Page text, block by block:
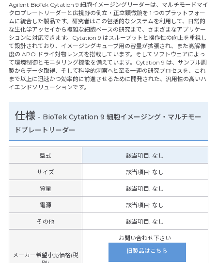
Agilent BioTek Cytation 9 細胞イメージングリーダーは、マルチモードマイ
クロプレートリーダーと広視野の倒立・正立顕微鏡を 1 つのプラットフォー
ムに統合した製品です。研究者はこの包括的なシステムを利用して、日常的
な生化学アッセイから複雑な細胞ベースの研究まで、さまざまなアプリケー
ションに対応できます。Cytation 9 はスループットと操作性の向上を重視し
て設計されており、イメージングキューブ用の容量が拡張され、また高解像
度の APO ドライ対物レンズを搭載しています。そしてソフトウェアによっ
て環境制御とモニタリング機能を備えています。Cytation 9 は、サンプル調
製からデータ取得、そして科学的洞察へと至る一連の研究プロセスを、これ
まで以上に迅速かつ効率的に前進させるために開発された、汎用性の高いハ
イエンドソリューションです。
仕様 - BioTek Cytation 9 細胞イメージング・マルチモー
ドプレートリーダー
型式 該当項目: なし
サイズ 該当項目: なし
質量 該当項目: なし
電源 該当項目: なし
その他 該当項目: なし
メーカー希望小売価格(税
お問い合わせ下さい
旧製品はこちら